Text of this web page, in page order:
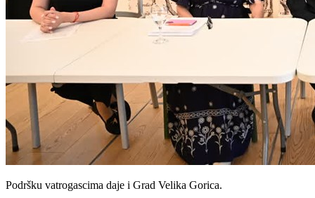
Podršku vatrogascima daje i Grad Velika Gorica.